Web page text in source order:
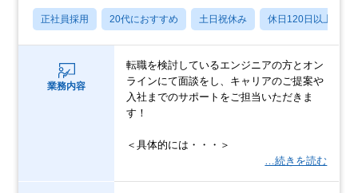
正社員採用 20代におすすめ 土日祝休み 休日120日以上
業務内容
転職を検討しているエンジニアの方とオン
ラインにて面談をし、キャリアのご提案や
入社までのサポートをご担当いただきま
す！
＜具体的には・・・＞
…続きを読む